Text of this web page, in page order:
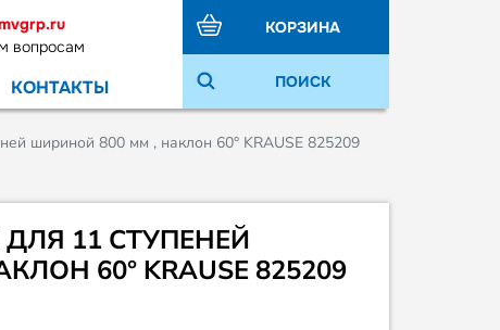
вопросам
КОНТАКТЫ
КОРЗИНА
ПОИСК
шириной 800 мм , наклон 60° KRAUSE 825209
11 СТУПЕНЕЙ
60° KRAUSE 825209